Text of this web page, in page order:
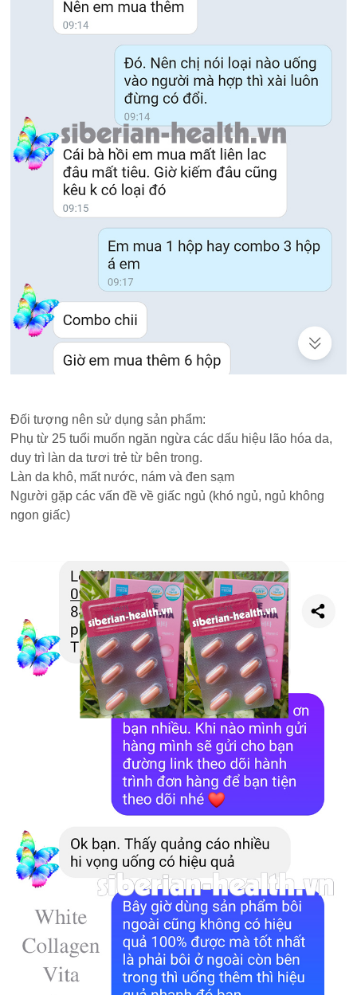
Đối tượng nên sử dụng sản phẩm:
Phụ từ 25 tuổi muốn ngăn ngừa các dấu hiệu lão hóa da,
duy trì làn da tươi trẻ từ bên trong.
Làn da khô, mất nước, nám và đen sạm
Người gặp các vấn đề về giấc ngủ (khó ngủ, ngủ không
ngon giấc)